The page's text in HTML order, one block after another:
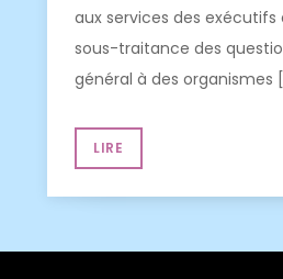
aux services des exécutifs
sous-traitance des
général à des organismes
LIRE